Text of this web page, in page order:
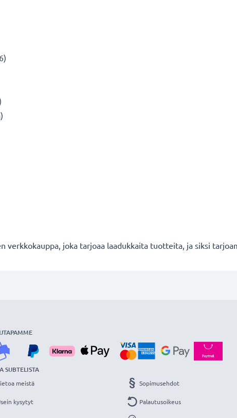
verkkokauppa, joka tarjoaa laadukkaita tuotteita, ja siksi
SUBTELISTA
meistä
kysytyt
Sopimusehdot
Palautusoikeus